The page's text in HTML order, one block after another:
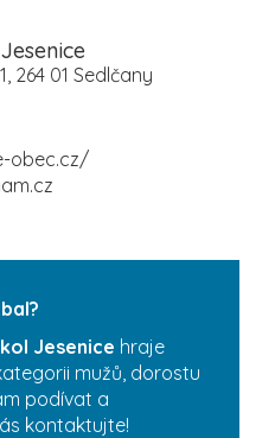
264 01 Sedlčany
obec.cz/
Jesenice hraje
mužů, dorostu
podívat a
kontaktujte!